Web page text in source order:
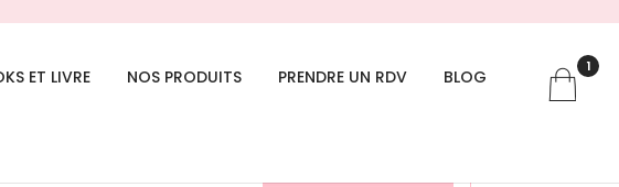
ET LIVRE NOS PRODUITS PRENDRE UN RDV BLOG 1